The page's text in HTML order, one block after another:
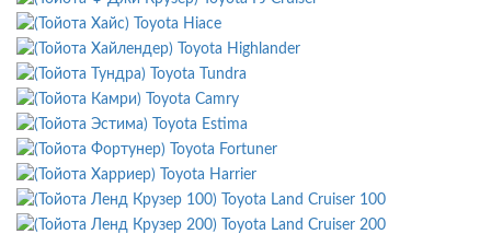
Toyota Hiace
Toyota Highlander
Toyota Tundra
Toyota Camry
Toyota Estima
Toyota Fortuner
Toyota Harrier
Toyota Land Cruiser 100
Toyota Land Cruiser 200